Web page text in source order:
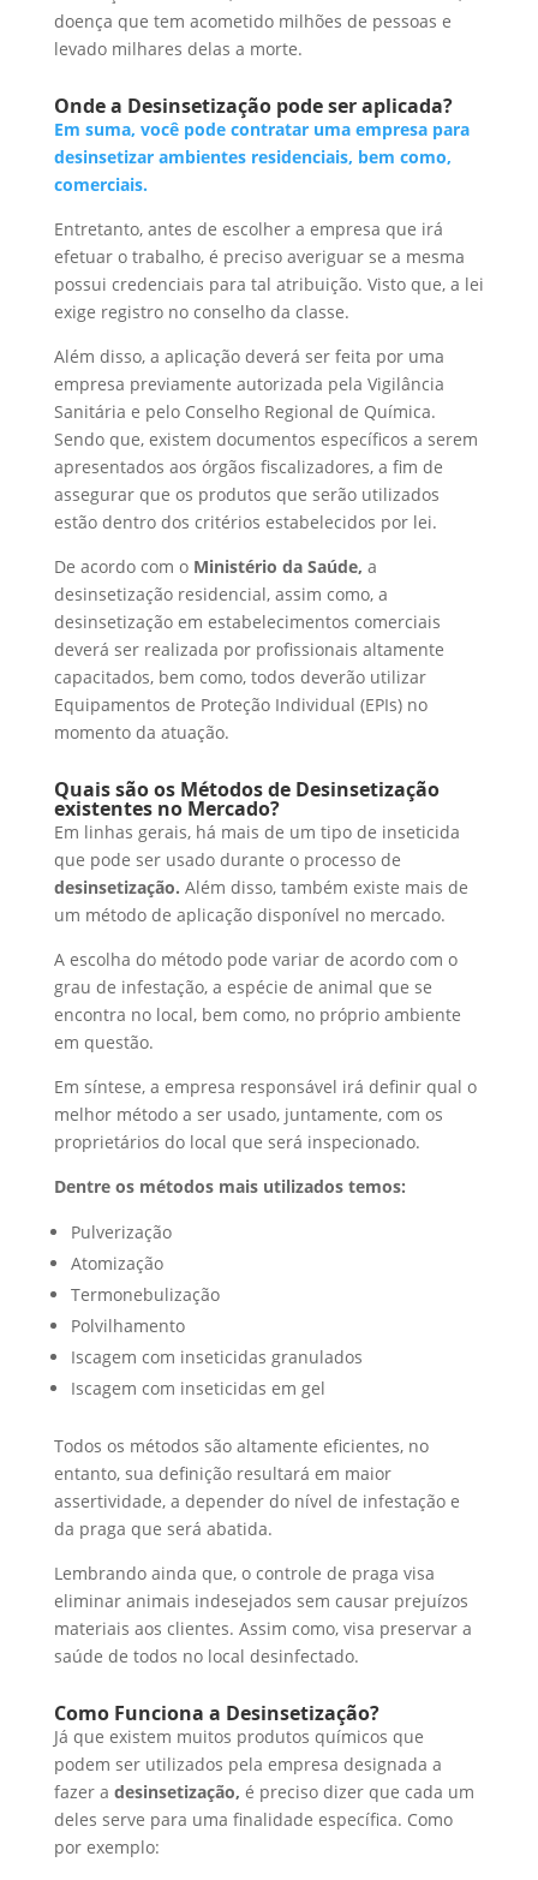
doença que tem acometido milhões de pessoas e
levado milhares delas a morte.
Onde a Desinsetização pode ser aplicada?
Em suma, você pode contratar uma empresa para
desinsetizar ambientes residenciais, bem como,
comerciais.
Entretanto, antes de escolher a empresa que irá
efetuar o trabalho, é preciso averiguar se a mesma
possui credenciais para tal atribuição. Visto que, a lei
exige registro no conselho da classe.
Além disso, a aplicação deverá ser feita por uma
empresa previamente autorizada pela Vigilância
Sanitária e pelo Conselho Regional de Química.
Sendo que, existem documentos específicos a serem
apresentados aos órgãos fiscalizadores, a fim de
assegurar que os produtos que serão utilizados
estão dentro dos critérios estabelecidos por lei.
De acordo com o Ministério da Saúde, a
desinsetização residencial, assim como, a
desinsetização em estabelecimentos comerciais
deverá ser realizada por profissionais altamente
capacitados, bem como, todos deverão utilizar
Equipamentos de Proteção Individual (EPIs) no
momento da atuação.
Quais são os Métodos de Desinsetização
existentes no Mercado?
Em linhas gerais, há mais de um tipo de inseticida
que pode ser usado durante o processo de
desinsetização. Além disso, também existe mais de
um método de aplicação disponível no mercado.
A escolha do método pode variar de acordo com o
grau de infestação, a espécie de animal que se
encontra no local, bem como, no próprio ambiente
em questão.
Em síntese, a empresa responsável irá definir qual o
melhor método a ser usado, juntamente, com os
proprietários do local que será inspecionado.
Dentre os métodos mais utilizados temos:
Pulverização
Atomização
Termonebulização
Polvilhamento
Iscagem com inseticidas granulados
Iscagem com inseticidas em gel
Todos os métodos são altamente eficientes, no
entanto, sua definição resultará em maior
assertividade, a depender do nível de infestação e
da praga que será abatida.
Lembrando ainda que, o controle de praga visa
eliminar animais indesejados sem causar prejuízos
materiais aos clientes. Assim como, visa preservar a
saúde de todos no local desinfectado.
Como Funciona a Desinsetização?
Já que existem muitos produtos químicos que
podem ser utilizados pela empresa designada a
fazer a desinsetização, é preciso dizer que cada um
deles serve para uma finalidade específica. Como
por exemplo: